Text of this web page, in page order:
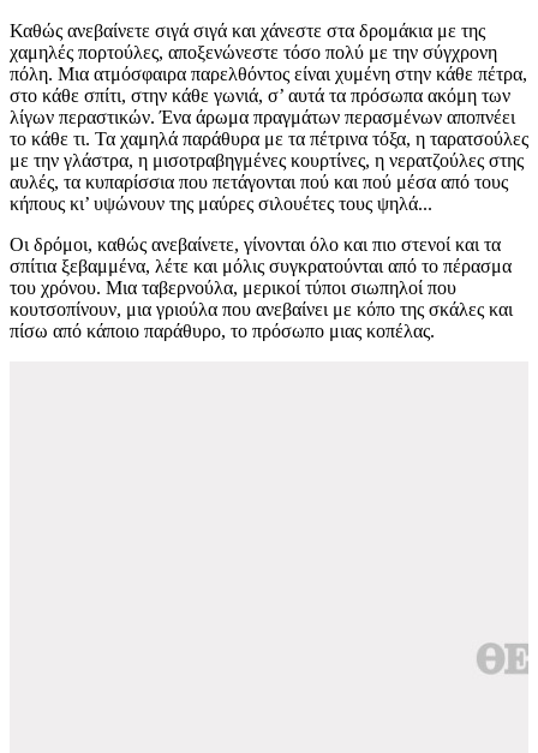
Καθώς ανεβαίνετε σιγά σιγά και χάνεστε στα δρομάκια με της
χαμηλές πορτούλες, αποξενώνεστε τόσο πολύ με την σύγχρονη
πόλη. Μια ατμόσφαιρα παρελθόντος είναι χυμένη στην κάθε πέτρα,
στο κάθε σπίτι, στην κάθε γωνιά, σ’ αυτά τα πρόσωπα ακόμη των
λίγων περαστικών. Ένα άρωμα πραγμάτων περασμένων αποπνέει
το κάθε τι. Τα χαμηλά παράθυρα με τα πέτρινα τόξα, η ταρατσούλες
με την γλάστρα, η μισοτραβηγμένες κουρτίνες, η νερατζούλες στης
αυλές, τα κυπαρίσσια που πετάγονται πού και πού μέσα από τους
κήπους κι’ υψώνουν της μαύρες σιλουέτες τους ψηλά...
Οι δρόμοι, καθώς ανεβαίνετε, γίνονται όλο και πιο στενοί και τα
σπίτια ξεβαμμένα, λέτε και μόλις συγκρατούνται από το πέρασμα
του χρόνου. Μια ταβερνούλα, μερικοί τύποι σιωπηλοί που
κουτσοπίνουν, μια γριούλα που ανεβαίνει με κόπο της σκάλες και
πίσω από κάποιο παράθυρο, το πρόσωπο μιας κοπέλας.